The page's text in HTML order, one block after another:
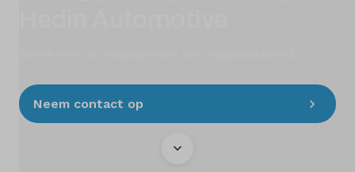
Neem contact op